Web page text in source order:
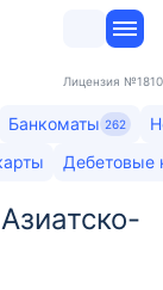
Лицензия №1810
Банкоматы 262
Дебетовые